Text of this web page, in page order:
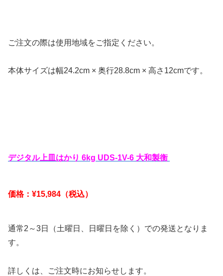
ご注文の際は使用地域をご指定ください。
本体サイズは幅24.2cm × 奥行28.8cm × 高さ12cmです。
デジタル上皿はかり 6kg UDS-1V-6 大和製衡
価格：¥15,984（税込）
通常2～3日（土曜日、日曜日を除く）での発送となりま
す。
詳しくは、ご注文時にお知らせします。